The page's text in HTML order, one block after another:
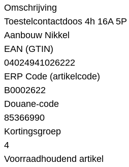
Omschrijving
Toestelcontactdoos 4h 16A
Aanbouw Nikkel
EAN (GTIN)
04024941026222
ERP Code (artikelcode)
B0002622
Douane-code
85366990
Kortingsgroep
4
Voorraadhoudend artikel